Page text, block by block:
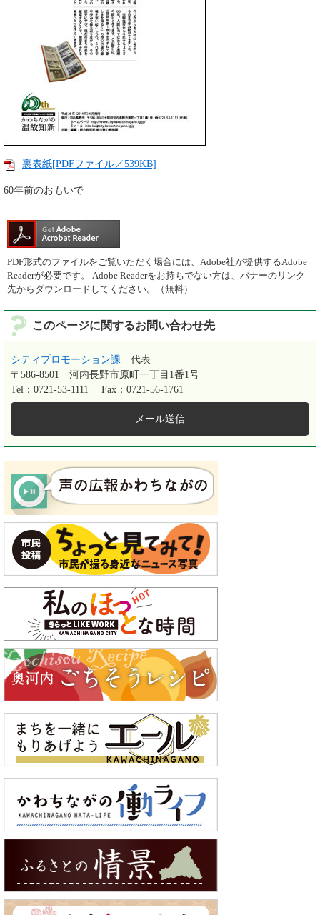
裏表紙[PDFファイル／539KB]
60年前のおもいで
PDF形式のファイルをご覧いただく場合には、Adobe社が提供するAdobe
Readerが必要です。
Adobe Readerをお持ちでない方は、バナーのリンク
先からダウンロードしてください。（無料）
このページに関するお問い合わせ先
シティプロモーション課
代表
〒586-8501
河内長野市原町一丁目1番1号
Tel：0721-53-1111
Fax：0721-56-1761
メール送信